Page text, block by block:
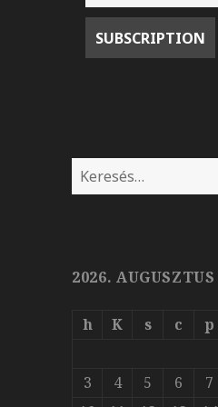
Keresés:
2026. AUGUSZTUS
h K s c p
3
4 5 6 7